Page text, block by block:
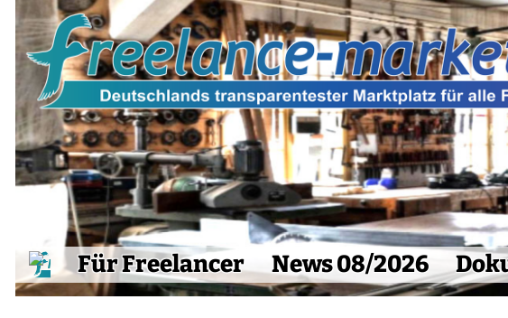
Für Freelancer News 08/2026